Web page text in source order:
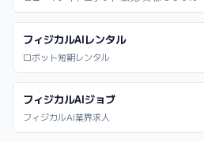
フィジカルAIレンタル
ロボット短期レンタル
フィジカルAIジョブ
フィジカルAI業界求人